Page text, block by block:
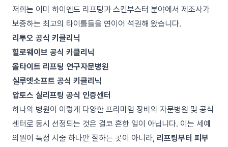
저희는 이미 하이엔드 리프팅과 스킨부스터 분야에서 제조사가
보증하는 최고의 타이틀들을 연이어 석권해 왔습니다.
리투오 공식 키클리닉
힐로웨이브 공식 키클리닉
올타이트 리프팅 연구자문병원
실루엣소프트 공식 키클리닉
압토스 실리프팅 공식 인증센터
하나의 병원이 이렇게 다양한 프리미엄 장비의 자문병원 및 공식
센터로 동시 선정되는 것은 결코 흔한 일이 아닙니다. 이는 세예
의원이 특정 시술 하나만 잘하는 곳이 아니라, 리프팅부터 피부